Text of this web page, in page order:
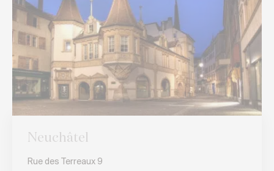
Neuchâtel
Rue des Terreaux 9